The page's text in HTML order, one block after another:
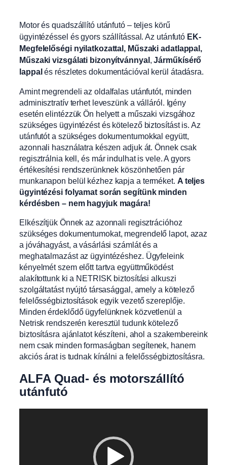
Motor és quadszállító utánfutó – teljes körű
ügyintézéssel és gyors szállítással. Az utánfutó EK-
Megfelelőségi nyilatkozattal, Műszaki adatlappal,
Műszaki vizsgálati bizonyítvánnyal ,Járműkísérő
lappal és részletes dokumentációval kerül átadásra.
Amint megrendeli az oldalfalas utánfutót, minden
adminisztratív terhet leveszünk a válláról. Igény
esetén elintézzük Ön helyett a műszaki vizsgához
szükséges ügyintézést és kötelező biztosítást is. Az
utánfutót a szükséges dokumentumokkal együtt,
azonnali használatra készen adjuk át. Önnek csak
regisztrálnia kell, és már indulhat is vele. A gyors
értékesítési rendszerünknek köszönhetően pár
munkanapon belül kézhez kapja a terméket. A teljes
ügyintézési folyamat során segítünk minden
kérdésben – nem hagyjuk magára!
Elkészítjük Önnek az azonnali regisztrációhoz
szükséges dokumentumokat, megrendelő lapot, azaz
a jóváhagyást, a vásárlási számlát és a
meghatalmazást az ügyintézéshez. Ügyfeleink
kényelmét szem előtt tartva együttműködést
alakítottunk ki a NETRISK biztosítási alkuszi
szolgáltatást nyújtó társasággal, amely a kötelező
felelősségbiztosítások egyik vezető szereplője.
Minden érdeklődő ügyfelünknek közvetlenül a
Netrisk rendszerén keresztül tudunk kötelező
biztosításra ajánlatot készíteni, ahol a szakembereink
nem csak minden formaságban segítenek, hanem
akciós árat is tudnak kínálni a felelősségbiztosításra.
ALFA Quad- és motorszállító
utánfutó